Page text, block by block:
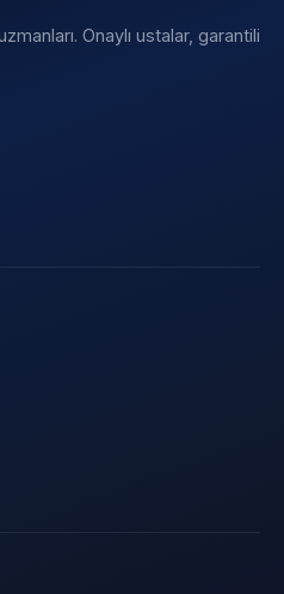
Onaylı ustalar, garantili